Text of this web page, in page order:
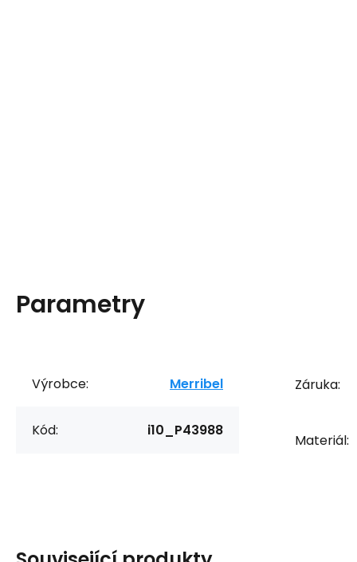
Parametry
Výrobce: Merribel
Kód: i10_P43988
Záruka:
Materiál: